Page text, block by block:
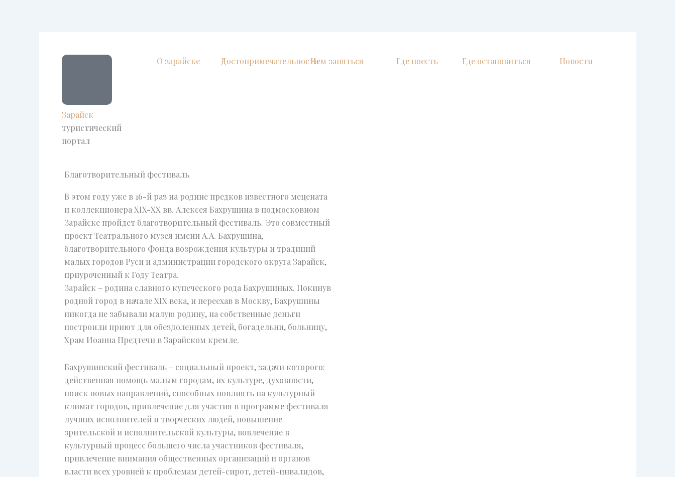
Зарайск
туристический
портал
О зарайске ДостопримечательностиЧем заняться Где поесть Где остановиться Новости
Благотворительный фестиваль
В этом году уже в 16-й раз на родине предков известного мецената
и коллекционера XIX-XX вв. Алексея Бахрушина в подмосковном
Зарайске пройдет благотворительный фестиваль. Это совместный
проект Театрального музея имени А.А. Бахрушина,
благотворительного Фонда возрождения культуры и традиций
малых городов Руси и администрации городского округа Зарайск,
приуроченный к Году Театра.
Зарайск – родина славного купеческого рода Бахрушиных. Покинув
родной город в начале XIX века, и переехав в Москву, Бахрушины
никогда не забывали малую родину, на собственные деньги
построили приют для обездоленных детей, богадельни, больницу,
Храм Иоанна Предтечи в Зарайском кремле.
Бахрушинский фестиваль – социальный проект, задачи которого:
действенная помощь малым городам, их культуре, духовности,
поиск новых направлений, способных повлиять на культурный
климат городов, привлечение для участия в программе фестиваля
лучших исполнителей и творческих людей, повышение
зрительской и исполнительской культуры, вовлечение в
культурный процесс большего числа участников фестиваля,
привлечение внимания общественных организаций и органов
власти всех уровней к проблемам детей-сирот, детей-инвалидов,